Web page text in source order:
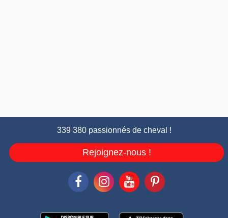
339 380 passionnés de cheval !
Rejoignez-nous !